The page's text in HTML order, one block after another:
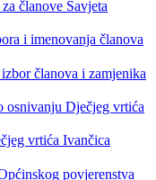
članove Savjeta
i imenovanja članova
članova i zamjenika
osnivanju Dječjeg vrtića
vrtića Ivančica
povjerenstva